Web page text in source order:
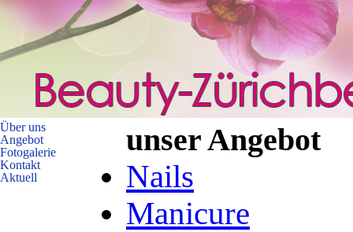
Über uns
Angebot
Fotogalerie
Kontakt
Aktuell
unser Angebot
Nails
Manicure